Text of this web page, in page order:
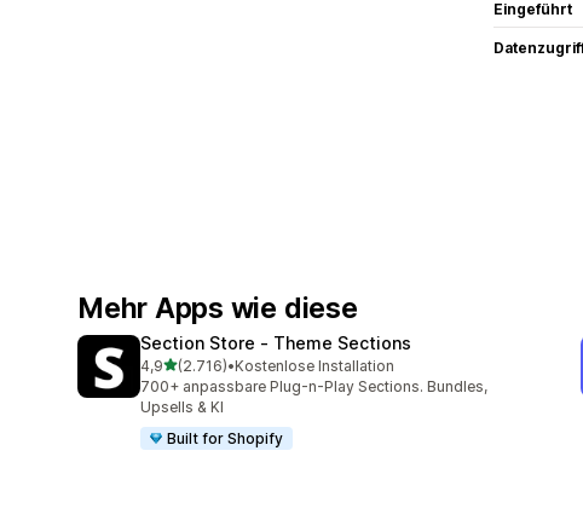
Eingeführt
Mehr Apps wie diese
Section Store ‑ Theme Sections
4,9von 5 Sternen
(2.716)
2716 Rezensionen insgesamt
•Kostenlose Installation
700+ anpassbare Plug-n-Play Sections. Bundles,
Upsells & KI
Built for Shopify